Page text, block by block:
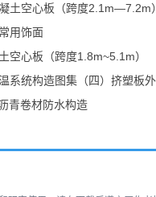
土空心板（跨度2.1m—7.2m）
用饰面
空心板（跨度1.8m~5.1m）
青卷材防水构造